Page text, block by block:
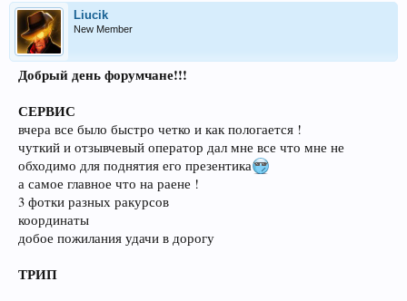
Liucik
New Member
Добрый день форумчане!!!
СЕРВИС
вчера все было быстро четко и как пологается !
чуткий и отзывчевый оператор дал мне все что мне не
обходимо для поднятия его презентика
а самое главное что на раене !
3 фотки разных ракурсов
координаты
добое пожилания удачи в дорогу
ТРИП